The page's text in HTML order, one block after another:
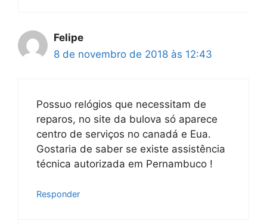
Felipe
8 de novembro de 2018 às 12:43
Possuo relógios que necessitam de
reparos, no site da bulova só aparece
centro de serviços no canadá e Eua.
Gostaria de saber se existe assistência
técnica autorizada em Pernambuco !
Responder